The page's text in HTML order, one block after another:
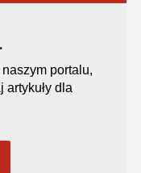
portalu,
artykuły dla